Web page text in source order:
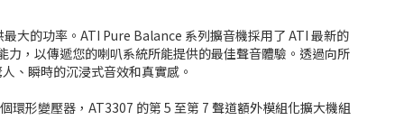
大的功率。ATI Pure Balance 系列擴音機採用了 ATI 最新的
，以傳遞您的喇叭系統所能提供的最佳聲音體驗。透過向所
、瞬時的沉浸式音效和真實感。
形變壓器，AT3307 的第 5 至第 7 聲道額外模組化擴大機組